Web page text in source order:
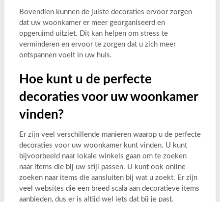
Bovendien kunnen de juiste decoraties ervoor zorgen
dat uw woonkamer er meer georganiseerd en
opgeruimd uitziet. Dit kan helpen om stress te
verminderen en ervoor te zorgen dat u zich meer
ontspannen voelt in uw huis.
Hoe kunt u de perfecte
decoraties voor uw woonkamer
vinden?
Er zijn veel verschillende manieren waarop u de perfecte
decoraties voor uw woonkamer kunt vinden. U kunt
bijvoorbeeld naar lokale winkels gaan om te zoeken
naar items die bij uw stijl passen. U kunt ook online
zoeken naar items die aansluiten bij wat u zoekt. Er zijn
veel websites die een breed scala aan decoratieve items
aanbieden, dus er is altijd wel iets dat bij je past.